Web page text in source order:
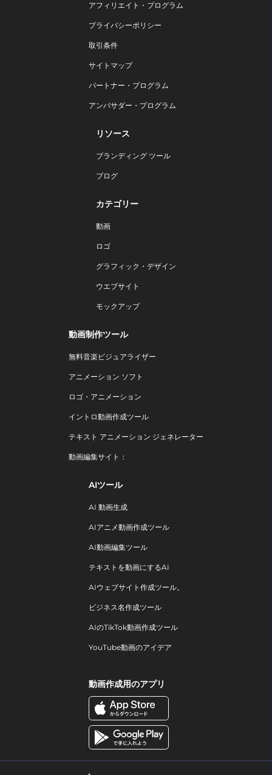
アフィリエイト・プログラム
プライバシーポリシー
取引条件
サイトマップ
パートナー・プログラム
アンバサダー・プログラム
リソース
ブランディング ツール
ブログ
カテゴリー
動画
ロゴ
グラフィック・デザイン
ウエブサイト
モックアップ
動画制作ツール
無料音楽ビジュアライザー
アニメーション ソフト
ロゴ・アニメーション
イントロ動画作成ツール
テキスト アニメーション ジェネレーター
動画編集サイト：
AIツール
AI 動画生成
AIアニメ動画作成ツール
AI動画編集ツール
テキストを動画にするAI
AIウェブサイト作成ツール。
ビジネス名作成ツール
AIのTikTok動画作成ツール
YouTube動画のアイデア
動画作成用のアプリ